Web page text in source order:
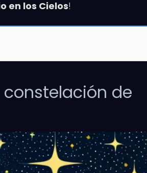
en los Cielos!
de